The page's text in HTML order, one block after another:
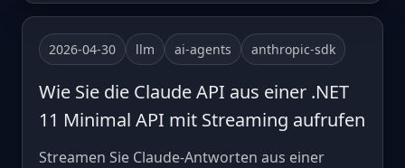
2026-04-30 llm ai-agents anthropic-sdk
Wie Sie die Claude API aus einer .NET
11 Minimal API mit Streaming aufrufen
Streamen Sie Claude-Antworten aus einer